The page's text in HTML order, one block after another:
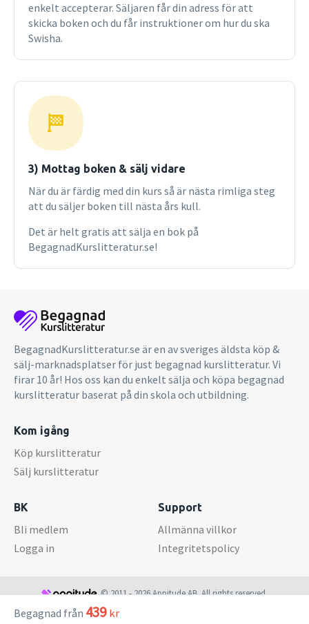
enkelt accepterar. Säljaren får din adress för att
skicka boken och du får instruktioner om hur du ska
Swisha.
3) Mottag boken & sälj vidare
När du är färdig med din kurs så är nästa rimliga steg
att du säljer boken till nästa års kull.
Det är helt gratis att sälja en bok på
BegagnadKurslitteratur.se!
Begagnad från 439kr
BegagnadKurslitteratur.se är en av sveriges äldsta köp &
sälj-marknadsplatser för just begagnad kurslitteratur. Vi
firar 10 år! Hos oss kan du enkelt sälja och köpa begagnad
kurslitteratur baserat på din skola och utbildning.
Kom igång
Köp kurslitteratur
Sälj kurslitteratur
BK
Bli medlem
Logga in
Support
Allmänna villkor
Integritetspolicy
© 2011 - 2026 Appitude AB. All rights reserved.